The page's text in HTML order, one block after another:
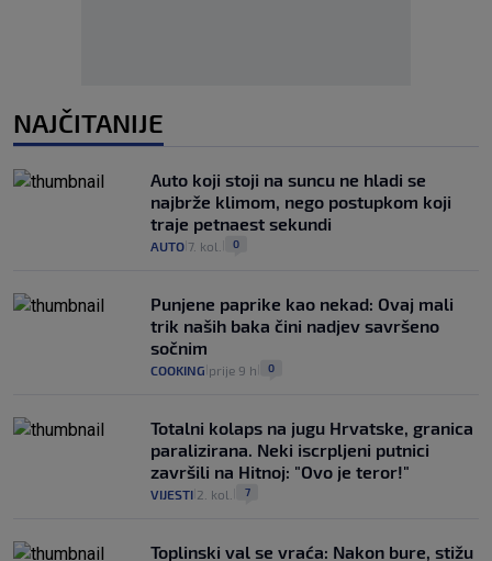
NAJČITANIJE
Auto koji stoji na suncu ne hladi se
najbrže klimom, nego postupkom koji
traje petnaest sekundi
AUTO 7. kol. 0
Punjene paprike kao nekad: Ovaj mali
trik naših baka čini nadjev savršeno
sočnim
COOKING prije 9 h 0
Totalni kolaps na jugu Hrvatske, granica
paralizirana. Neki iscrpljeni putnici
završili na Hitnoj: "Ovo je teror!"
VIJESTI 2. kol. 7
Toplinski val se vraća: Nakon bure, stižu